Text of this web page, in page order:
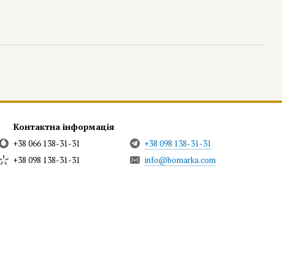
Контактна інформація
+38 066 138-31-31
+38 098 138-31-31
+38 098 138-31-31
info@bomarka.com